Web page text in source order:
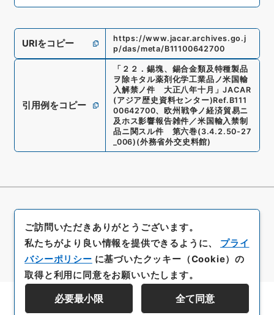
URIをコピー
https://www.jacar.archives.go.j
p/das/meta/B11100642700
引用例をコピー
「 ２２．錫塊、錫合金類及特種製品
ヲ除キタル薬剤化学工業品ノ米国輸
入解禁ノ件 大正八年十月 」JACAR
(アジア歴史資料センター)Ref. B111
00642700、
欧州戦争ノ経済貿易ニ
及ホス影響報告雑件／米国輸入禁制
品ニ関スル件 第六巻(3.4.2.50-27
_006) (外務省外交史料館)
資料群階層を表示する
ご訪問いただきありがとうございます。
私たちがより良い情報を提供できるように、 プライ
バシーポリシー に基づいたクッキー（Cookie）の
取得と利用に同意をお願いいたします。
必要最小限 全て同意